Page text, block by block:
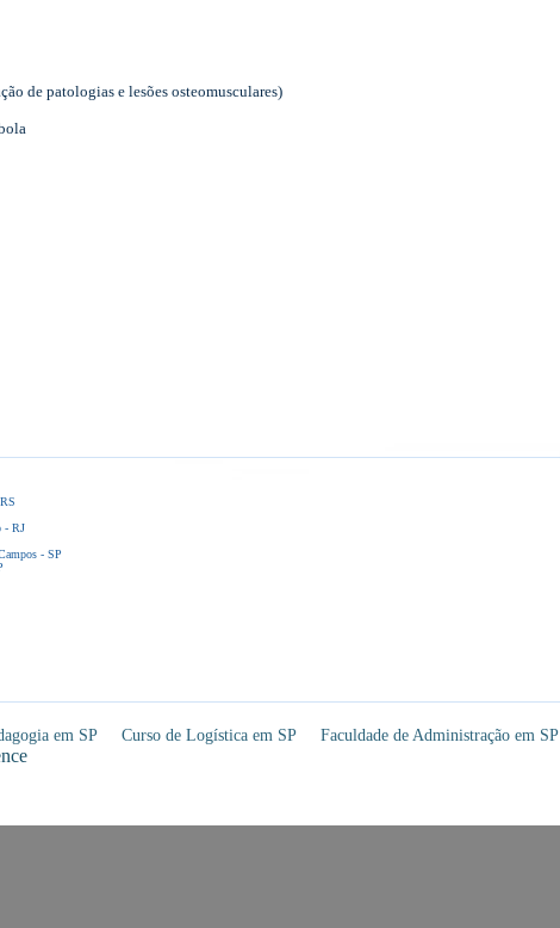
de patologias e lesões osteomusculares)
- RJ
- SP
em SP Curso de Logística em SP Faculdade de Administração em SP